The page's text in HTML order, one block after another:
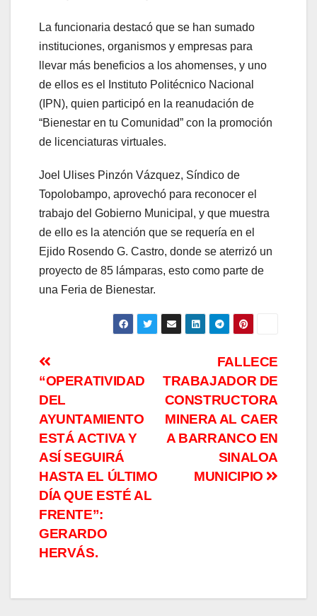
La funcionaria destacó que se han sumado
instituciones, organismos y empresas para
llevar más beneficios a los ahomenses, y uno
de ellos es el Instituto Politécnico Nacional
(IPN), quien participó en la reanudación de
“Bienestar en tu Comunidad” con la promoción
de licenciaturas virtuales.
Joel Ulises Pinzón Vázquez, Síndico de
Topolobampo, aprovechó para reconocer el
trabajo del Gobierno Municipal, y que muestra
de ello es la atención que se requería en el
Ejido Rosendo G. Castro, donde se aterrizó un
proyecto de 85 lámparas, esto como parte de
una Feria de Bienestar.
Navegación
de
entradas
FALLECE
TRABAJADOR DE
CONSTRUCTORA
MINERA AL CAER
A BARRANCO EN
SINALOA
MUNICIPIO
“OPERATIVIDAD
DEL
AYUNTAMIENTO
ESTÁ ACTIVA Y
ASÍ SEGUIRÁ
HASTA EL ÚLTIMO
DÍA QUE ESTÉ AL
FRENTE”:
GERARDO
HERVÁS.